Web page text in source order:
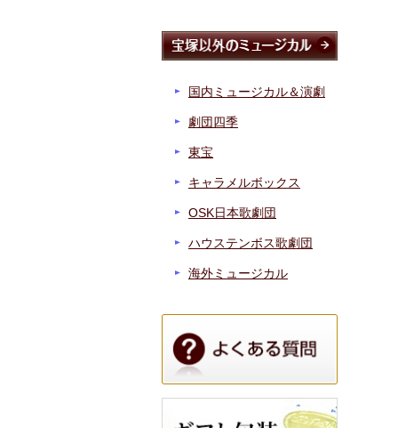
国内ミュージカル＆演劇
劇団四季
東宝
キャラメルボックス
OSK日本歌劇団
ハウステンボス歌劇団
海外ミュージカル